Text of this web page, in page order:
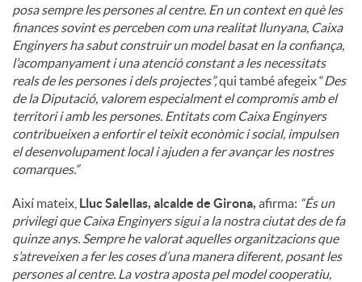
posa sempre les persones al centre. En un context en què les
finances sovint es perceben com una realitat llunyana, Caixa
Enginyers ha sabut construir un model basat en la confiança,
l’acompanyament i una atenció constant a les necessitats
reals de les persones i dels projectes”,qui també afegeix “Des
de la Diputació, valorem especialment el compromís amb el
territori i amb les persones. Entitats com Caixa Enginyers
contribueixen a enfortir el teixit econòmic i social, impulsen
el desenvolupament local i ajuden a fer avançar les nostres
comarques.”
Així mateix, Lluc Salellas, alcalde de Girona, afirma: “És un
privilegi que Caixa Enginyers sigui a la nostra ciutat des de fa
quinze anys. Sempre he valorat aquelles organitzacions que
s’atreveixen a fer les coses d’una manera diferent, posant les
persones al centre. La vostra aposta pel model cooperatiu,